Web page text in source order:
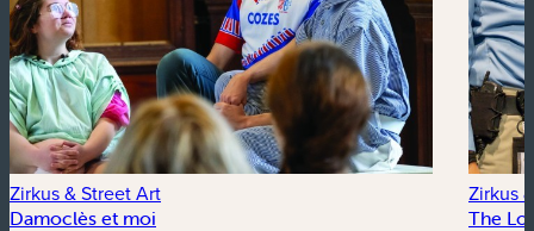
Zirkus & Street Art
Damoclès et moi
Zirkus
The